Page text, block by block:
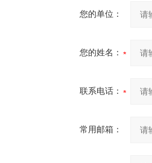
您的单位：
您的姓名：
联系电话：
常用邮箱：